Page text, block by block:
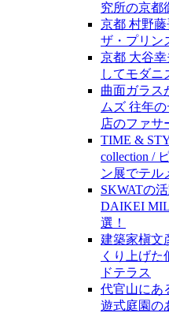
究所の京都
京都 村野
ザ・プリン
京都 大谷
してモダニ
曲面ガラス
ムズ 往年
店のファサ
TIME &
collection /
ン展でテル
SKWATの
DAIKEI
選！
建築家槇文
くり上げた
ドテラス
代官山にあ
遊式庭園の